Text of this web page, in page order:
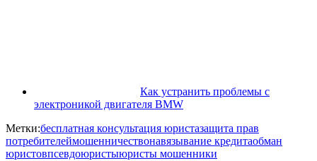
Как устранить проблемы с
электроникой двигателя BMW
Метки:бесплатная консультация юристазащита прав
потребителеймошенничествонавязывание кредитаобман
юристовпсевдоюристыюристы мошенники